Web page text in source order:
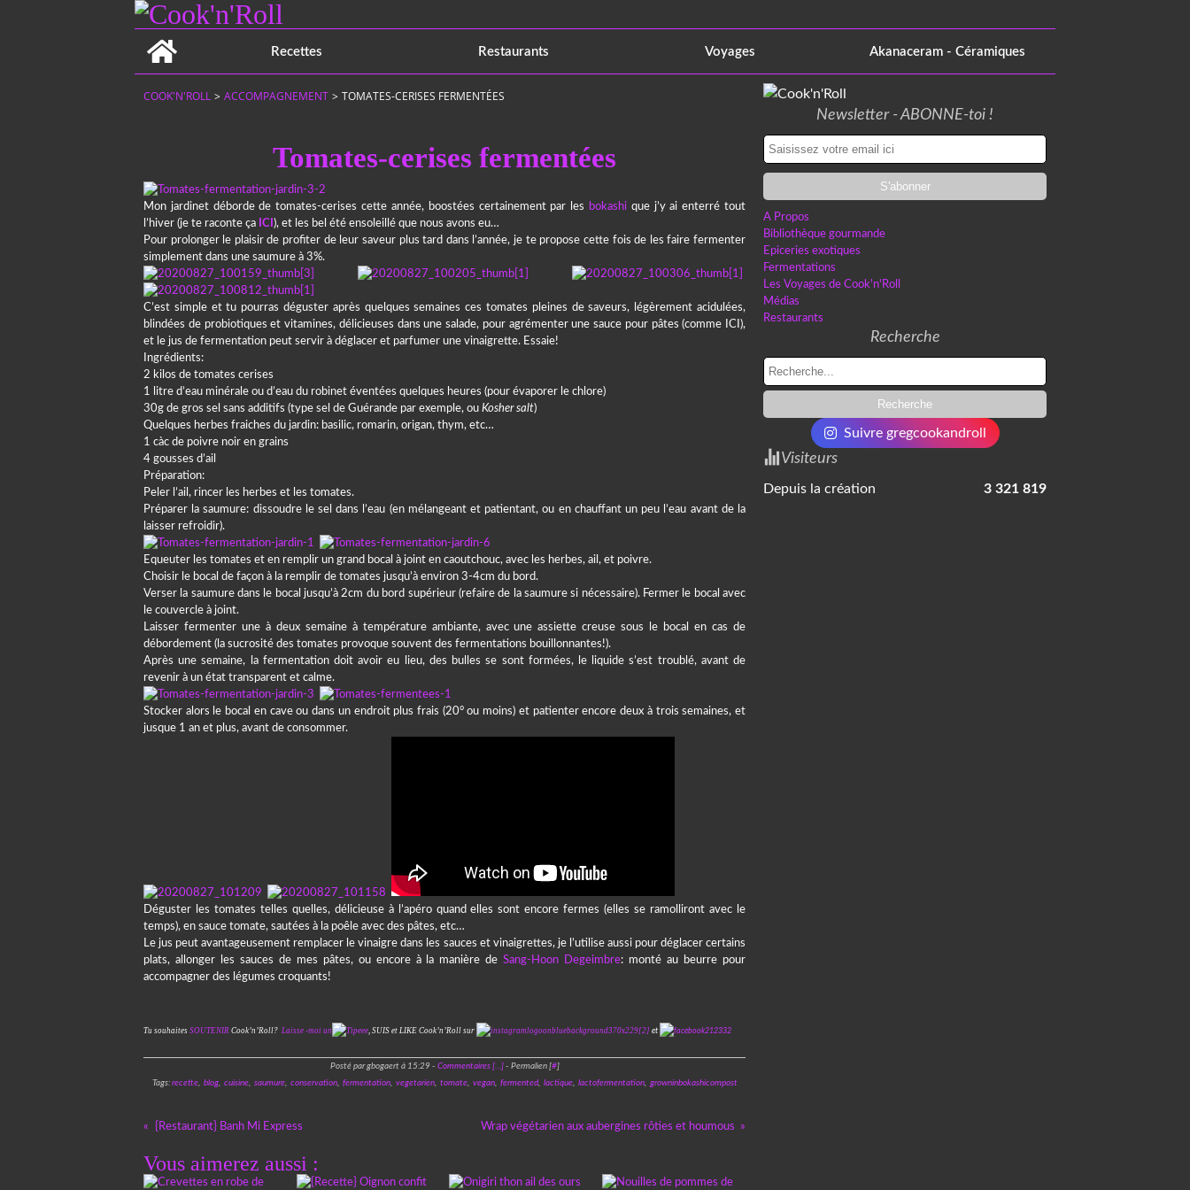
Recettes
Restaurants Voyages Akanaceram - Céramiques
COOK'N'ROLL > ACCOMPAGNEMENT > TOMATES-CERISES FERMENTÉES
Tomates-cerises fermentées
Mon jardinet déborde de tomates-cerises cette année, boostées certainement par les bokashique j’y ai enterré tout
l’hiver (je te raconte ça ICI ), et les bel été ensoleillé que nous avons eu…
Pour prolonger le plaisir de profiter de leur saveur plus tard dans l’année, je te propose cette fois de les faire fermenter
simplement dans une saumure à 3%.
C’est simple et tu pourras déguster après quelques semaines ces tomates pleines de saveurs, légèrement acidulées,
blindées de probiotiques et vitamines, délicieuses dans une salade, pour agrémenter une sauce pour pâtes (comme ICI),
et le jus de fermentation peut servir à déglacer et parfumer une vinaigrette. Essaie!
Ingrédients:
2 kilos de tomates cerises
1 litre d’eau minérale ou d’eau du robinet éventées quelques heures (pour évaporer le chlore)
30g de gros sel sans additifs (type sel de Guérande par exemple, ou Kosher salt)
Quelques herbes fraiches du jardin: basilic, romarin, origan, thym, etc…
1 càc de poivre noir en grains
4 gousses d’ail
Préparation:
Peler l’ail, rincer les herbes et les tomates.
Préparer la saumure: dissoudre le sel dans l’eau (en mélangeant et patientant, ou en chauffant un peu l’eau avant de la
laisser refroidir).
Equeuter les tomates et en remplir un grand bocal à joint en caoutchouc, avec les herbes, ail, et poivre.
Choisir le bocal de façon à la remplir de tomates jusqu’à environ 3-4cm du bord.
Verser la saumure dans le bocal jusqu’à 2cm du bord supérieur (refaire de la saumure si nécessaire). Fermer le bocal avec
le couvercle à joint.
Laisser fermenter une à deux semaine à température ambiante, avec une assiette creuse sous le bocal en cas de
débordement (la sucrosité des tomates provoque souvent des fermentations bouillonnantes!).
Après une semaine, la fermentation doit avoir eu lieu, des bulles se sont formées, le liquide s’est troublé, avant de
revenir à un état transparent et calme.
Stocker alors le bocal en cave ou dans un endroit plus frais (20° ou moins) et patienter encore deux à trois semaines, et
jusque 1 an et plus, avant de consommer.
Déguster les tomates telles quelles, délicieuse à l’apéro quand elles sont encore fermes (elles se ramolliront avec le
temps), en sauce tomate, sautées à la poêle avec des pâtes, etc…
Le jus peut avantageusement remplacer le vinaigre dans les sauces et vinaigrettes, je l’utilise aussi pour déglacer certains
plats, allonger les sauces de mes pâtes, ou encore à la manière deSang-Hoon Degeimbre: monté au beurre pour
accompagner des légumes croquants!
Tu souhaites SOUTENIR Cook’n’Roll? Laisse -moi un , SUIS et LIKE Cook’n’Roll sur et
Posté par gbogaert à 15:29 - Commentaires […]- Permalien [#]
Tags: recette, blog, cuisine, saumure, conservation, fermentation, vegetarien, tomate, vegan, fermented, lactique, lactofermentation, growninbokashicompost
{Restaurant} Banh Mi Express Wrap végétarien aux aubergines rôties et houmous
Vous aimerez aussi :
Newsletter - ABONNE-toi !
A Propos
Bibliothèque gourmande
Epiceries exotiques
Fermentations
Les Voyages de Cook'n'Roll
Médias
Restaurants
Recherche
Suivre gregcookandroll
Visiteurs
Depuis la création 3 321 819